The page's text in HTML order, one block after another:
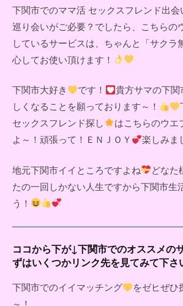
下関市でのママ活 セックスフレンド出会
巡り会いがご必要？でしたら、こちらの
しているサービスは、ちゃんと「サクラ
心してお使い頂けます！
下関市大好き です！
貴方サマの下
しくなることを願っております～！
セックスフレンド探し
はこちらのウエ
よ～！頑張って！ＥＮＪＯＹ
楽しみま
地元下関市イイところですよね
どなた
たの一回しかない人生ですから下関市生
う！
ココから下が↓下関市でのオススメの
ずはいくつかリンク先を見てみて下さ
下関市でのイイマッチング
をゼヒぜひ